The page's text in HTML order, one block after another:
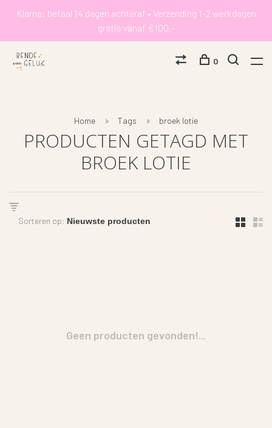
Klarna: betaal 14 dagen achteraf • Verzending 1-2 werkdagen
gratis vanaf €100,-
0
Home Tags broek lotie
PRODUCTEN GETAGD MET
BROEK LOTIE
Sorteren op:
Geen producten gevonden!...